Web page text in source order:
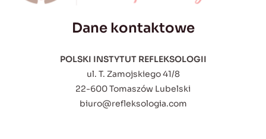
Dane kontaktowe
POLSKI INSTYTUT REFLEKSOLOGII
ul. T. Zamojskiego 41/8
22-600 Tomaszów Lubelski
biuro@refleksologia.com